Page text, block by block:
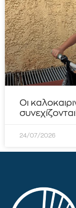
Οι
24/07/2026